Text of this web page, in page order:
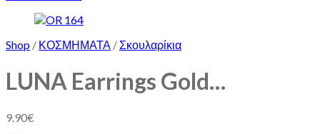
Shop / ΚΟΣΜΗΜΑΤΑ / Σκουλαρίκια
LUNA Earrings Gold…
9.90€